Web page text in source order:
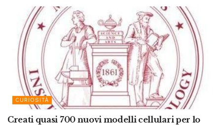
CURIOSITÀ
Creati quasi 700 nuovi modelli cellulari per lo